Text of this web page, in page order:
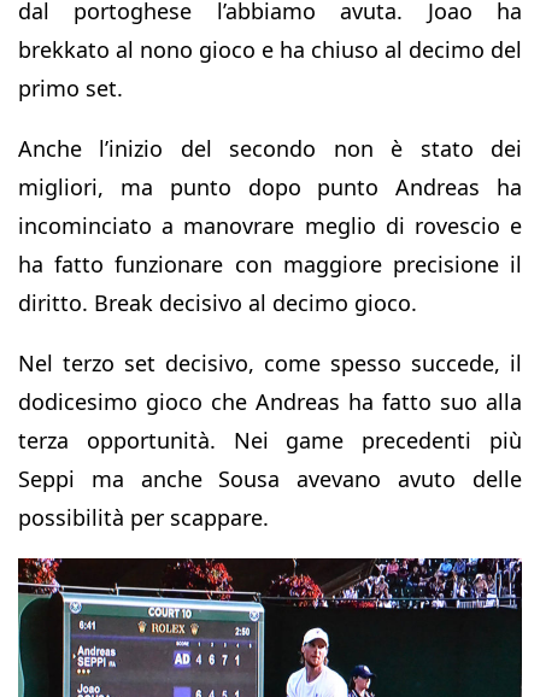
dal portoghese l’abbiamo avuta. Joao ha
brekkato al nono gioco e ha chiuso al decimo del
primo set.
Anche l’inizio del secondo non è stato dei
migliori, ma punto dopo punto Andreas ha
incominciato a manovrare meglio di rovescio e
ha fatto funzionare con maggiore precisione il
diritto. Break decisivo al decimo gioco.
Nel terzo set decisivo, come spesso succede, il
dodicesimo gioco che Andreas ha fatto suo alla
terza opportunità. Nei game precedenti più
Seppi ma anche Sousa avevano avuto delle
possibilità per scappare.